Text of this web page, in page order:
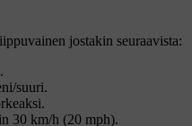
jostakin seuraavista:
suuri.
30 km/h (20 mph).